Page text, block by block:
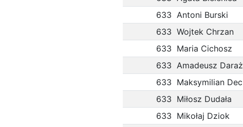
633 Antoni Burski
633 Wojtek Chrzan
633 Maria Cichosz
633 Amadeusz Daraż
633 Maksymilian Dec
633 Miłosz Dudała
633 Mikołaj Dziok